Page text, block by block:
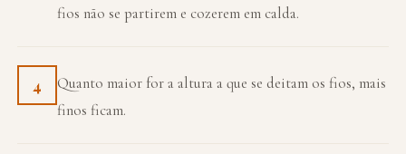
fios não se partirem e cozerem em calda.
4
Quanto maior for a altura a que se deitam os fios, mais
finos ficam.